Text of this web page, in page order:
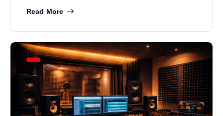
Read More